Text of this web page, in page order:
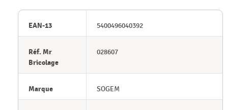
EAN-13 5400496040392
Réf. Mr
Bricolage
028607
Marque SOGEM